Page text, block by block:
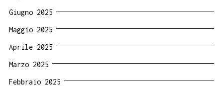
Giugno 2025
Maggio 2025
Aprile 2025
Marzo 2025
Febbraio 2025